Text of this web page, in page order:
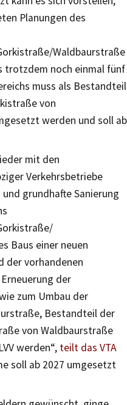
Planungen des
Waldbaurstraße
trotzdem noch einmal fünf
muss als Bestandteil
von
werden und soll ab
mit den
Verkehrsbetriebe
grundhafte Sanierung
Baus einer neuen
der vorhandenen
der
zum Umbau der
Bestandteil der
von Waldbaurstraße
werden“, teilt das VTA
soll ab 2027 umgesetzt